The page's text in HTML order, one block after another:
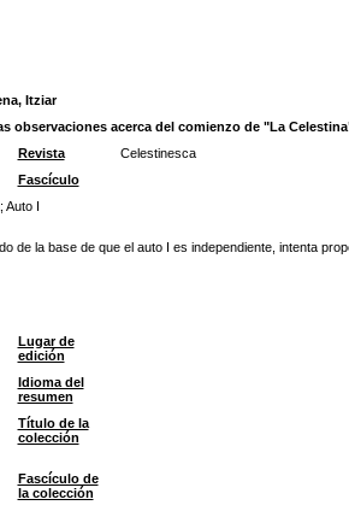
Itziar
observaciones acerca del comienzo de "La
Revista
Celestinesca
Fascículo
; Auto I
de la base de que el auto I es independiente, intenta
Lugar de
edición
Idioma del
resumen
Título de la
colección
Fascículo de
la colección